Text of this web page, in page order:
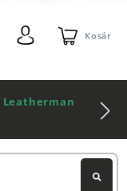
Kosár
Leatherman